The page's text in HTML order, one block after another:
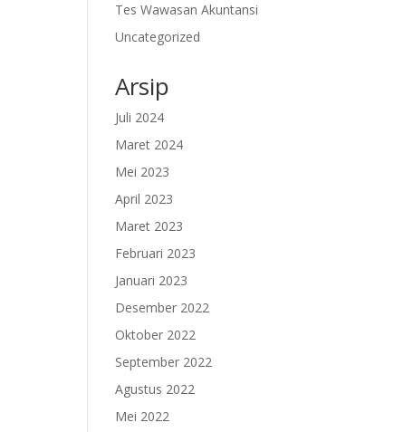
Tes Wawasan Akuntansi
Uncategorized
Arsip
Juli 2024
Maret 2024
Mei 2023
April 2023
Maret 2023
Februari 2023
Januari 2023
Desember 2022
Oktober 2022
September 2022
Agustus 2022
Mei 2022